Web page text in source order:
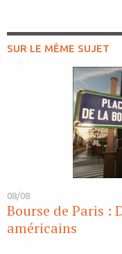
SUR LE MÊME SUJET
08/08
Bourse de Paris :
américains